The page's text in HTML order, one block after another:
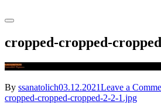
cropped-cropped-
By ssanatolich03.12.2021Leave a
Навигация
cropped-cropped-cropped-2-2-1.jpg